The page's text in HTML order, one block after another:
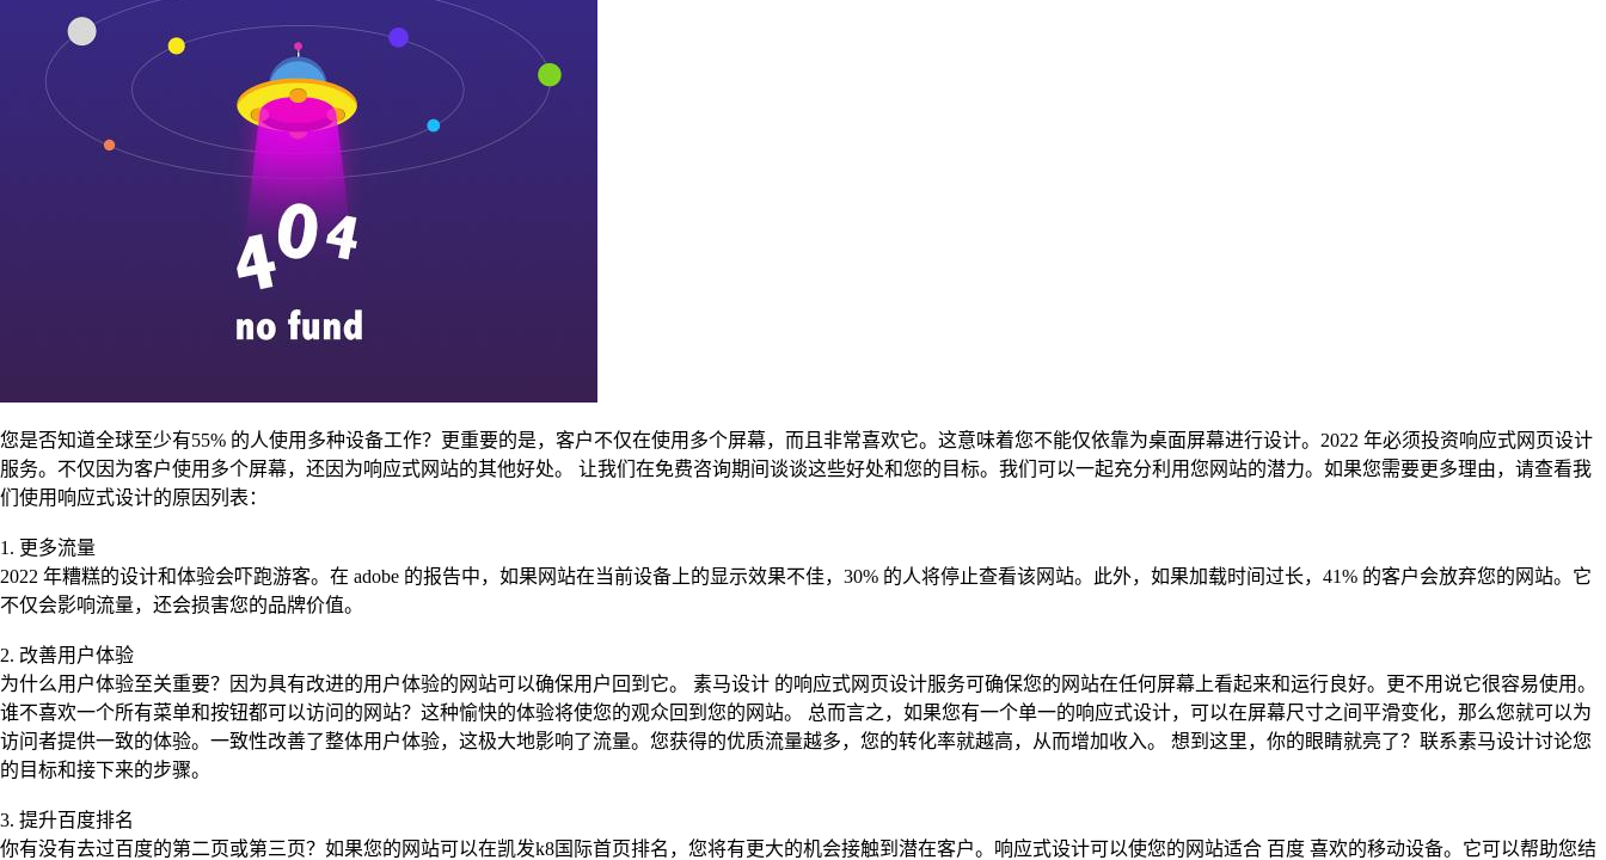
您是否知道全球至少有55% 的人使用多种设备工作？更重要的是，客户不仅在使用多个屏幕，而且非常喜欢它。这意味着您不能仅依靠为桌面屏幕进行设计。2022 年必须投资响应式网页设计
服务。不仅因为客户使用多个屏幕，还因为响应式网站的其他好处。 让我们在免费咨询期间谈谈这些好处和您的目标。我们可以一起充分利用您网站的潜力。如果您需要更多理由，请查看我
们使用响应式设计的原因列表：
1. 更多流量
2022 年糟糕的设计和体验会吓跑游客。在 adobe 的报告中，如果网站在当前设备上的显示效果不佳，30% 的人将停止查看该网站。此外，如果加载时间过长，41% 的客户会放弃您的网站。它
不仅会影响流量，还会损害您的品牌价值。
2. 改善用户体验
为什么用户体验至关重要？因为具有改进的用户体验的网站可以确保用户回到它。 素马设计 的响应式网页设计服务可确保您的网站在任何屏幕上看起来和运行良好。更不用说它很容易使用。
谁不喜欢一个所有菜单和按钮都可以访问的网站？这种愉快的体验将使您的观众回到您的网站。 总而言之，如果您有一个单一的响应式设计，可以在屏幕尺寸之间平滑变化，那么您就可以为
访问者提供一致的体验。一致性改善了整体用户体验，这极大地影响了流量。您获得的优质流量越多，您的转化率就越高，从而增加收入。 想到这里，你的眼睛就亮了？联系素马设计讨论您
的目标和接下来的步骤。
3. 提升百度排名
你有没有去过百度的第二页或第三页？如果您的网站可以在凯发k8国际首页排名，您将有更大的机会接触到潜在客户。响应式设计可以使您的网站适合 百度 喜欢的移动设备。它可以帮助您结